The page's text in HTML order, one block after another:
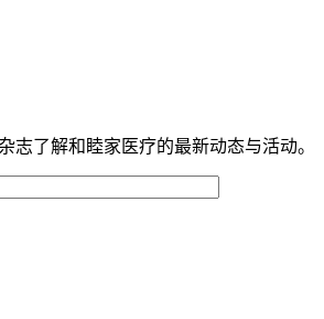
志了解和睦家医疗的最新动态与活动。